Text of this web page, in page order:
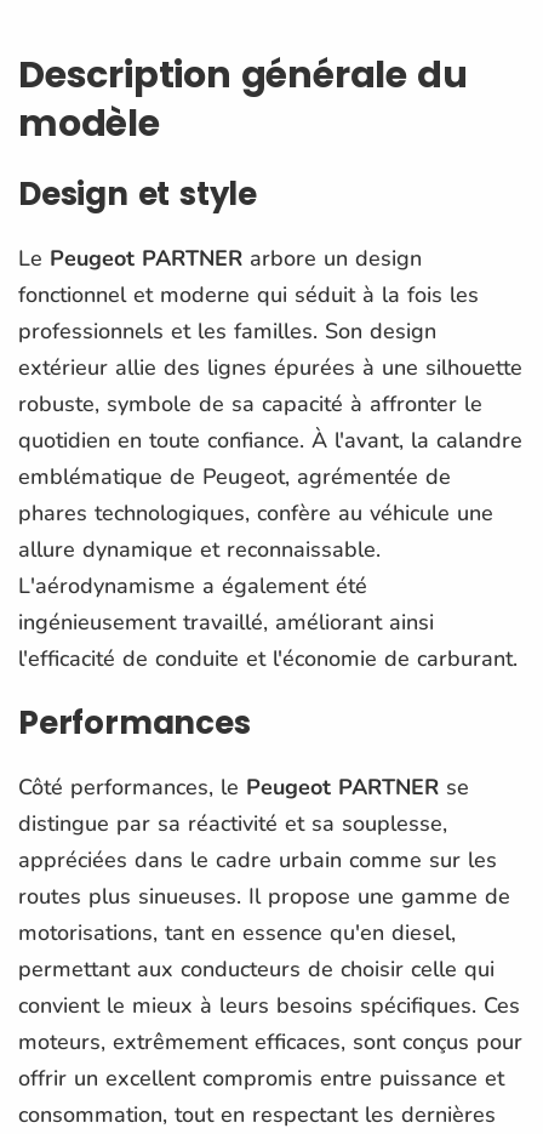
Description générale du
modèle
Design et style
Le Peugeot PARTNER arbore un design
fonctionnel et moderne qui séduit à la fois les
professionnels et les familles. Son design
extérieur allie des lignes épurées à une silhouette
robuste, symbole de sa capacité à affronter le
quotidien en toute confiance. À l'avant, la calandre
emblématique de Peugeot, agrémentée de
phares technologiques, confère au véhicule une
allure dynamique et reconnaissable.
L'aérodynamisme a également été
ingénieusement travaillé, améliorant ainsi
l'efficacité de conduite et l'économie de carburant.
Performances
Côté performances, le Peugeot PARTNER se
distingue par sa réactivité et sa souplesse,
appréciées dans le cadre urbain comme sur les
routes plus sinueuses. Il propose une gamme de
motorisations, tant en essence qu'en diesel,
permettant aux conducteurs de choisir celle qui
convient le mieux à leurs besoins spécifiques. Ces
moteurs, extrêmement efficaces, sont conçus pour
offrir un excellent compromis entre puissance et
consommation, tout en respectant les dernières